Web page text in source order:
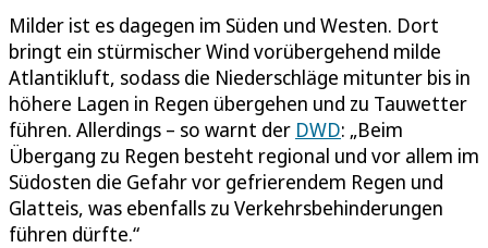
Milder ist es dagegen im Süden und Westen. Dort
bringt ein stürmischer Wind vorübergehend milde
Atlantikluft, sodass die Niederschläge mitunter bis in
höhere Lagen in Regen übergehen und zu Tauwetter
führen. Allerdings – so warnt der DWD: „Beim
Übergang zu Regen besteht regional und vor allem im
Südosten die Gefahr vor gefrierendem Regen und
Glatteis, was ebenfalls zu Verkehrsbehinderungen
führen dürfte.“